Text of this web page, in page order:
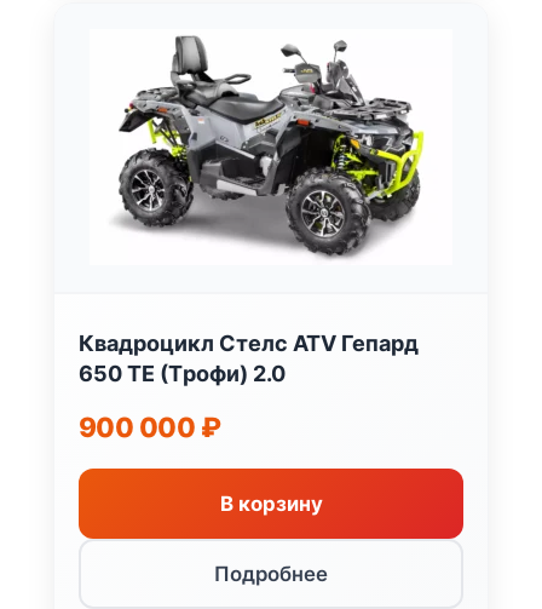
Квадроцикл Стелс ATV Гепард
650 TЕ (Tрофи) 2.0
900 000 ₽
В корзину
Подробнее